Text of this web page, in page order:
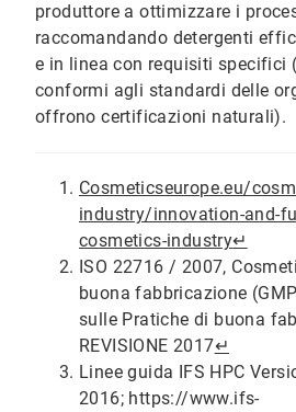
produttore a ottimizzare i
raccomandando detergenti
e in linea con requisiti specifici
conformi agli standardi delle
offrono certificazioni naturali).
Cosmeticseurope.eu/
industry/innovation-and-
cosmetics-industry↵
ISO 22716 / 2007,
buona fabbricazione
sulle Pratiche di buona
REVISIONE 2017↵
Linee guida IFS HPC
2016; https://www.ifs-